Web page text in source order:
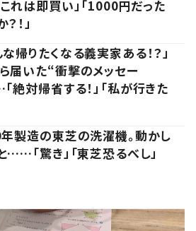
れは即買い」「1000円だった
！」
な帰りたくなる義実家ある！？」
届いた“衝撃のメッセー
絶対帰省する！」「私が行きた
製造の東芝の洗濯機。動かし
……「驚き」「東芝恐るべし」